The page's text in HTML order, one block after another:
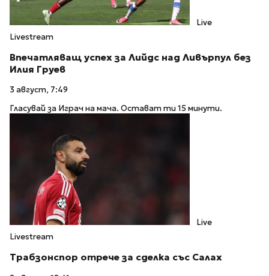
Live
Livestream
Впечатляващ успех за Лийдс над Ливърпул без
Илия Груев
3 август, 7:49
Гласувай за Играч на мача. Остават ти 15 минути.
Live
Livestream
Трабзонспор отрече за сделка със Салах